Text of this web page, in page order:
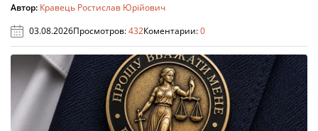
Автор: Кравець Ростислав Юрійович
03.08.2026Просмотров:432Коментарии:0